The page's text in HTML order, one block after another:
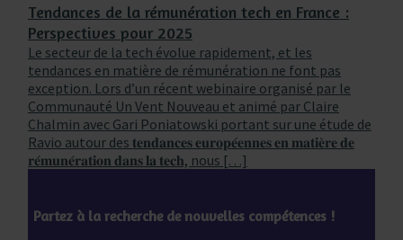
Tendances de la rémunération tech en France :
Perspectives pour 2025
Le secteur de la tech évolue rapidement, et les
tendances en matière de rémunération ne font pas
exception. Lors d’un récent webinaire organisé par le
Communauté Un Vent Nouveau et animé par Claire
Chalmin avec Gari Poniatowski portant sur une étude de
Ravio autour des 𝐭𝐞𝐧𝐝𝐚𝐧𝐜𝐞𝐬 𝐞𝐮𝐫𝐨𝐩𝐞́𝐞𝐧𝐧𝐞𝐬 𝐞𝐧 𝐦𝐚𝐭𝐢𝐞̀𝐫𝐞 𝐝𝐞
𝐫𝐞́𝐦𝐮𝐧𝐞́𝐫𝐚𝐭𝐢𝐨𝐧 𝐝𝐚𝐧𝐬 𝐥𝐚 𝐭𝐞𝐜𝐡, nous […]
Partez à la recherche de nouvelles compétences !